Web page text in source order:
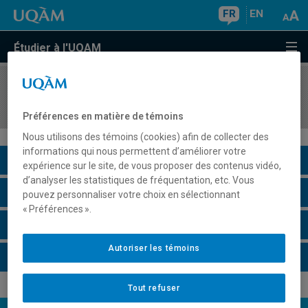
FR EN
Étudier à l'UQAM
COURS//
Description du cours
Horaire - Été 2026
Préférences en matière de témoins
Nous utilisons des témoins (cookies) afin de collecter des
informations qui nous permettent d’améliorer votre
expérience sur le site, de vous proposer des contenus vidéo,
d’analyser les statistiques de fréquentation, etc. Vous
pouvez personnaliser votre choix en sélectionnant
« Préférences ».
Tout refuser
Autoriser les témoins